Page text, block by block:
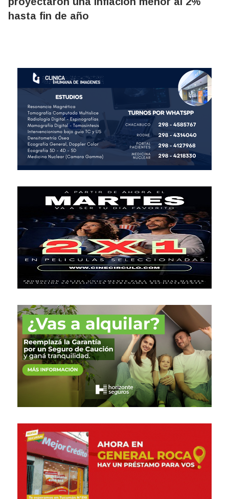
hasta fin de año